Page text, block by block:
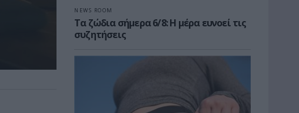
NEWS ROOM
Τα ζώδια σήμερα 6/8: Η μέρα ευνοεί τις
συζητήσεις